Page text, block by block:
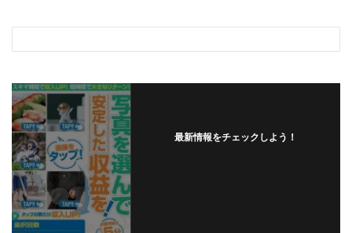
最新情報をチェックしよう！
フェールNaviシステム
ニューイヤーパラダイス
ネオナビ
ネオナビ 我有洋哉
ネットサーフィンをお金に換える
ハイブリッド・トレード・アカデミア
はじめての資産運用
ハピネスサロン
はるかコーチング
マスターピース(MASTER PIECE)
フォリオJP(Folio)